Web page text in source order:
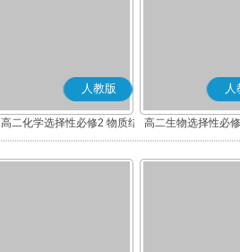
人教版
高二化学选择性必修2 物质结
构与性质
人
高二生物选择性必
调节